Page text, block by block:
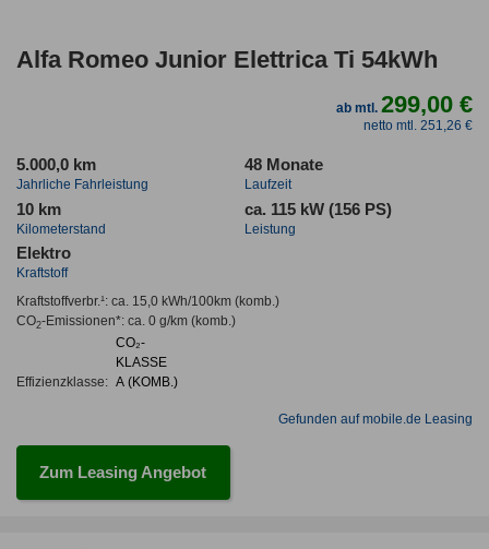
Alfa Romeo Junior Elettrica Ti 54kWh
ab mtl.299,00 €
netto mtl. 251,26 €
5.000,0 km
Jahrliche Fahrleistung
48 Monate
Laufzeit
10 km
Kilometerstand
ca. 115 kW (156 PS)
Leistung
Elektro
Kraftstoff
Kraftstoffverbr.¹: ca. 15,0 kWh/100km(komb.)
CO2-Emissionen*: ca. 0 g/km(komb.)
Effizienzklasse:
CO₂-
KLASSE
A (KOMB.)
Gefunden auf mobile.de Leasing
Zum Leasing Angebot